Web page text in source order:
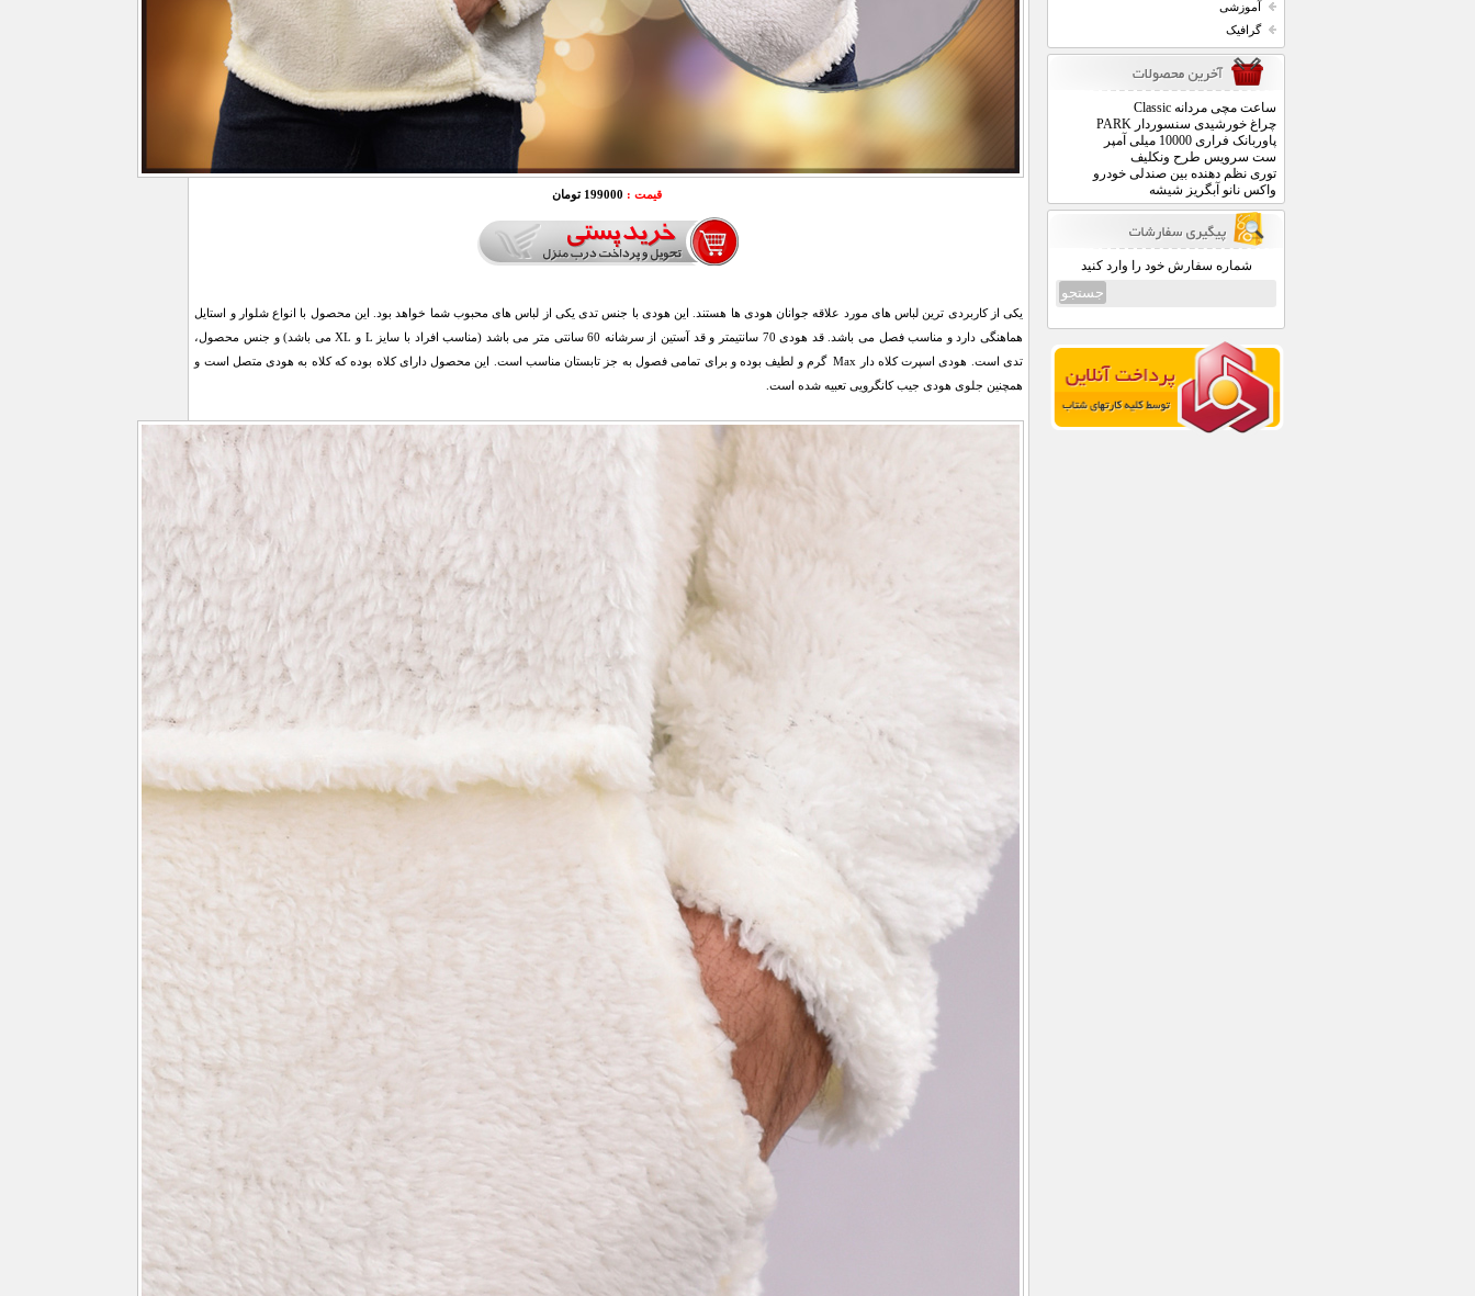
آموزشی
گرافیک
ساعت مچی مردانه Classic
چراغ خورشیدی سنسوردار PARK
پاوربانک فراری 10000 میلی آمپر
ست سرویس طرح ونکلیف
توری نظم دهنده بین صندلی خودرو
واکس نانو آبگریز شیشه
شماره سفارش خود را وارد کنید
قیمت : 199000 تومان
یکی از کاربردی ترین لباس های مورد علاقه جوانان هودی ها هستند. این هودی با جنس تدی یکی از لباس های محبوب شما خواهد بود. این محصول با انواع شلوار و استایل
هماهنگی دارد و مناسب فصل می باشد. قد هودی 70 سانتیمتر و قد آستین از سرشانه 60 سانتی متر می باشد (مناسب افراد با سایز L و XL می باشد) و جنس محصول،
تدی است. هودی اسپرت کلاه دار Max گرم و لطیف بوده و برای تمامی فصول به جز تابستان مناسب است. این محصول دارای کلاه بوده که کلاه به هودی متصل است و
همچنین جلوی هودی جیب کانگرویی تعبیه شده است.